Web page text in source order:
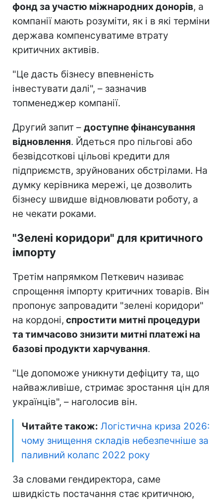
фонд за участю міжнародних донорів, а
компанії мають розуміти, як і в які терміни
держава компенсуватиме втрату
критичних активів.
"Це дасть бізнесу впевненість
інвестувати далі", – зазначив
топменеджер компанії.
Другий запит – доступне фінансування
відновлення. Йдеться про пільгові або
безвідсоткові цільові кредити для
підприємств, зруйнованих обстрілами. На
думку керівника мережі, це дозволить
бізнесу швидше відновлювати роботу, а
не чекати роками.
"Зелені коридори" для критичного
імпорту
Третім напрямком Петкевич називає
спрощення імпорту критичних товарів. Він
пропонує запровадити "зелені коридори"
на кордоні, спростити митні процедури
та тимчасово знизити митні платежі на
базові продукти харчування.
"Це допоможе уникнути дефіциту та, що
найважливіше, стримає зростання цін для
українців", – наголосив він.
Читайте також: Логістична криза 2026:
чому знищення складів небезпечніше за
паливний колапс 2022 року
За словами гендиректора, саме
швидкість постачання стає критичною,